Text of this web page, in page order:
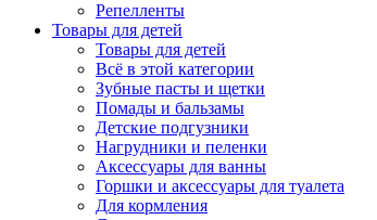
Репелленты
Товары для детей
Товары для детей
Всё в этой категории
Зубные пасты и щетки
Помады и бальзамы
Детские подгузники
Нагрудники и пеленки
Аксессуары для ванны
Горшки и аксессуары для туалета
Для кормления